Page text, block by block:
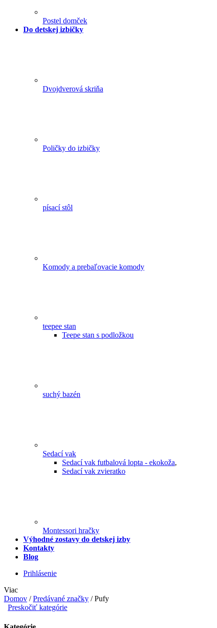
Postel domček
Do detskej izbičky
Dvojdverová skriňa
Poličky do izbičky
písací stôl
Komody a prebaľovacie komody
teepee stan
Teepe stan s podložkou
suchý bazén
Sedací vak
Sedací vak futbalová lopta - ekokoža,
Sedací vak zvieratko
Montessori hračky
Výhodné zostavy do detskej izby
Kontakty
Blog
Prihlásenie
Viac
Domov / Predávané značky / Pufy
Preskočiť kategórie